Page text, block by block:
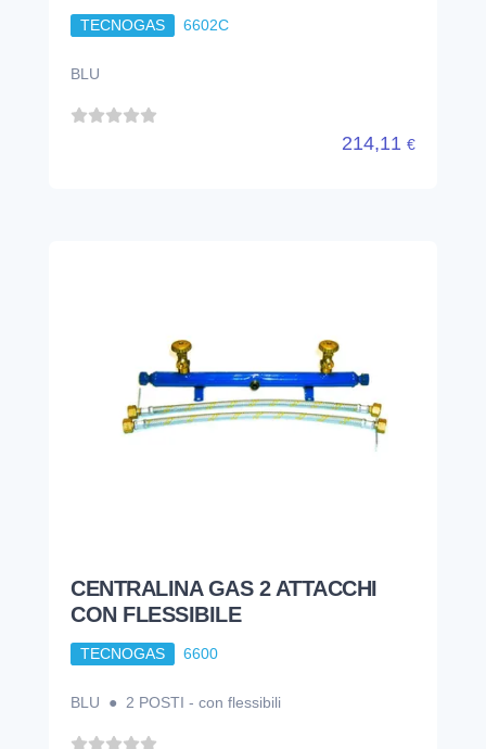
TECNOGAS 6602C
BLU
214,11 €
CENTRALINA GAS 2 ATTACCHI
CON FLESSIBILE
TECNOGAS 6600
BLU ● 2 POSTI - con flessibili